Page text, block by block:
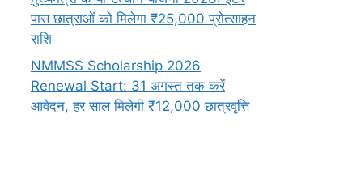
पास छात्राओं को मिलेगा ₹25,000 प्रोत्साहन
राशि
NMMSS Scholarship 2026
Renewal Start: 31 अगस्त तक करें
आवेदन, हर साल मिलेगी ₹12,000 छात्रवृत्ति